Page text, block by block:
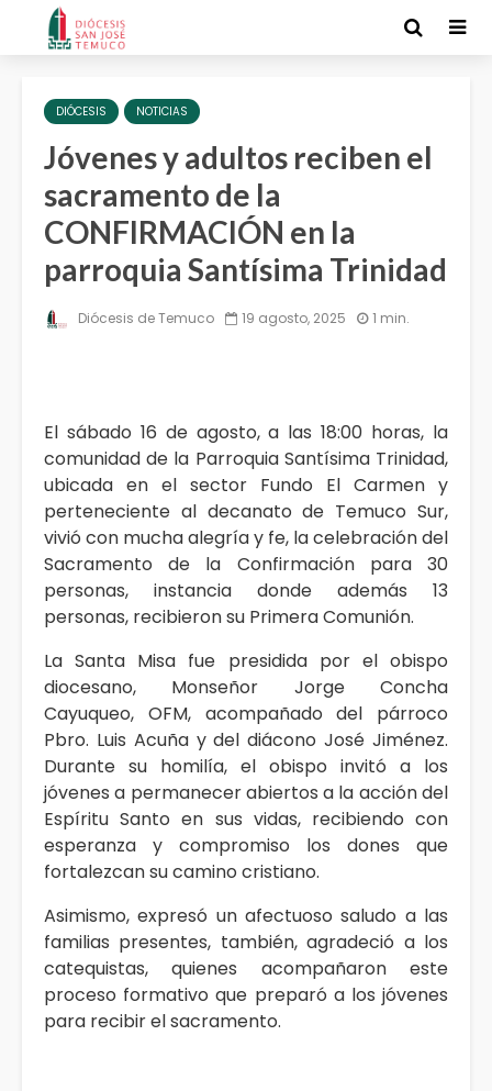
DIÓCESIS NOTICIAS
Jóvenes y adultos reciben el
sacramento de la
CONFIRMACIÓN en la
parroquia Santísima Trinidad
Diócesis de Temuco 19 agosto, 2025 1 min.
El sábado 16 de agosto, a las 18:00 horas, la
comunidad de la Parroquia Santísima Trinidad,
ubicada en el sector Fundo El Carmen y
perteneciente al decanato de Temuco Sur,
vivió con mucha alegría y fe, la celebración del
Sacramento de la Confirmación para 30
personas, instancia donde además 13
personas, recibieron su Primera Comunión.
La Santa Misa fue presidida por el obispo
diocesano, Monseñor Jorge Concha
Cayuqueo, OFM, acompañado del párroco
Pbro. Luis Acuña y del diácono José Jiménez.
Durante su homilía, el obispo invitó a los
jóvenes a permanecer abiertos a la acción del
Espíritu Santo en sus vidas, recibiendo con
esperanza y compromiso los dones que
fortalezcan su camino cristiano.
Asimismo, expresó un afectuoso saludo a las
familias presentes, también, agradeció a los
catequistas, quienes acompañaron este
proceso formativo que preparó a los jóvenes
para recibir el sacramento.